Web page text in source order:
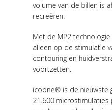
volume van de billen is
recreëren.
Met de MP2
alleen op de stimulatie
contouring en
voortzetten.
icoone® is de nieuwste
21.600 microstimulaties